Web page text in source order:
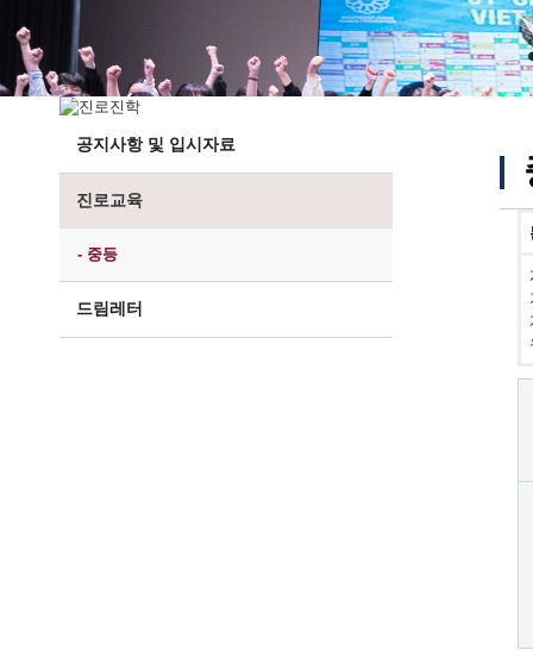
위치/전화
전경사진
공지사항 및 입시자료
진로교육
- 중등
드림레터